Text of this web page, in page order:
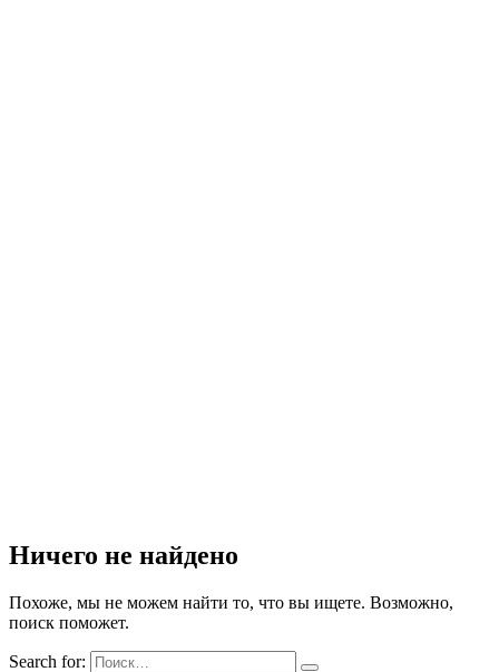
Ничего не найдено
Похоже, мы не можем найти то, что вы ищете. Возможно,
поиск поможет.
Search for: